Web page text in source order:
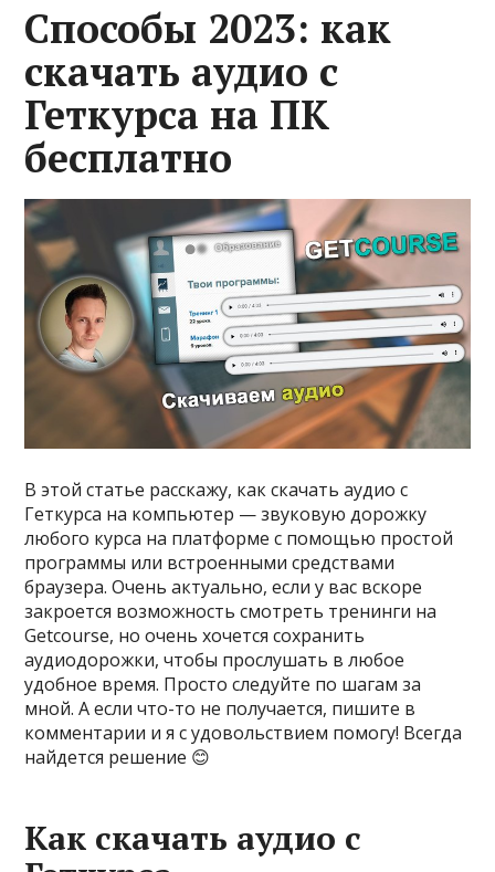
Способы 2023: как
скачать аудио с
Геткурса на ПК
бесплатно
В этой статье расскажу, как скачать аудио с
Геткурса на компьютер — звуковую дорожку
любого курса на платформе с помощью простой
программы или встроенными средствами
браузера. Очень актуально, если у вас вскоре
закроется возможность смотреть тренинги на
Getcourse, но очень хочется сохранить
аудиодорожки, чтобы прослушать в любое
удобное время. Просто следуйте по шагам за
мной. А если что-то не получается, пишите в
комментарии и я с удовольствием помогу! Всегда
найдется решение 😊
Как скачать аудио с